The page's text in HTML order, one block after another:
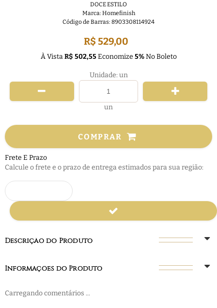
DOCE ESTILO
Marca: Homefinish
Código de Barras: 8903308114924
R$ 529,00
À VistaR$ 502,55Economize 5%No Boleto
Unidade: un
un
COMPRAR
Frete E Prazo
Calcule o frete e o prazo de entrega estimados para sua região:
Descrição do Produto
Informações do Produto
Carregando comentários ...